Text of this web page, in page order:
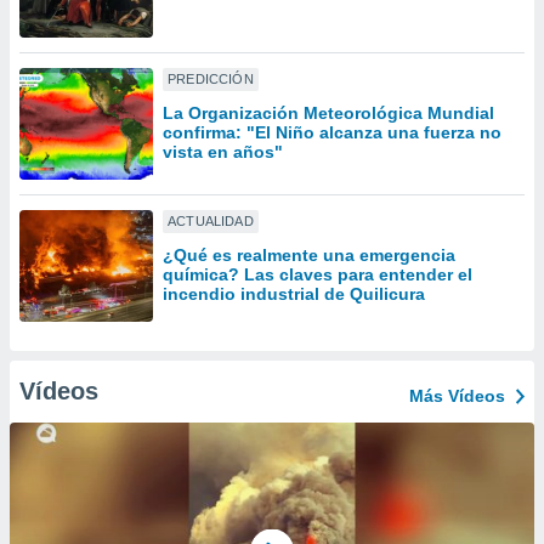
sitio
En
de que
sean
el sitio
para
ni para
no
Puedes
PREDICCIÓN
La Organización Meteorológica Mundial
confirma: "El Niño alcanza una fuerza no
vista en años"
ACTUALIDAD
¿Qué es realmente una emergencia
química? Las claves para entender el
incendio industrial de Quilicura
Vídeos Más Vídeos